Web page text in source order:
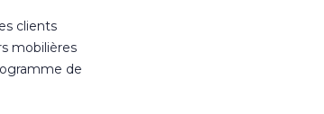
clients
mobilières
de